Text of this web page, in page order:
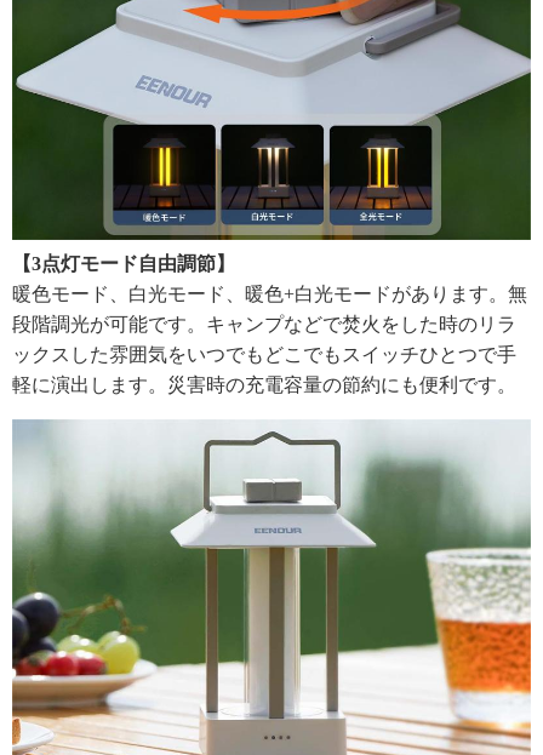
【3点灯モード自由調節】
暖色モード、白光モード、暖色+白光モードがあります。無
段階調光が可能です。キャンプなどで焚火をした時のリラ
ックスした雰囲気をいつでもどこでもスイッチひとつで手
軽に演出します。災害時の充電容量の節約にも便利です。